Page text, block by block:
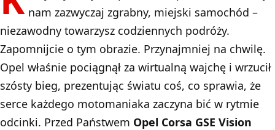
nam zazwyczaj zgrabny, miejski samochód –
niezawodny towarzysz codziennych podróży.
Zapomnijcie o tym obrazie. Przynajmniej na chwilę.
Opel właśnie pociągnął za wirtualną wajchę i wrzucił
szósty bieg, prezentując światu coś, co sprawia, że
serce każdego motomaniaka zaczyna bić w rytmie
odcinki. Przed Państwem Opel Corsa GSE Vision